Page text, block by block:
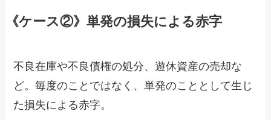
《ケース②》単発の損失による赤字
不良在庫や不良債権の処分、遊休資産の売却な
ど。毎度のことではなく、単発のこととして生じ
た損失による赤字。